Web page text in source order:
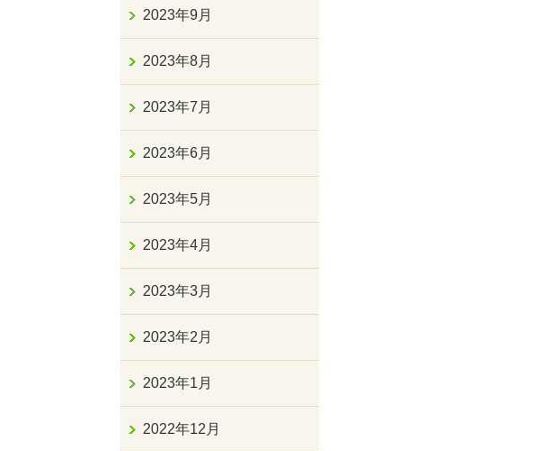
2023年9月
2023年8月
2023年7月
2023年6月
2023年5月
2023年4月
2023年3月
2023年2月
2023年1月
2022年12月